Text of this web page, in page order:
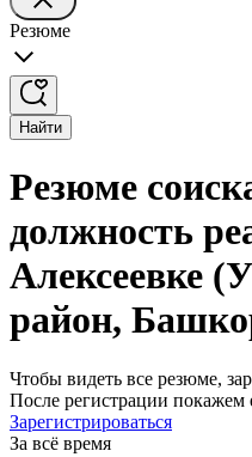
Резюме
Найти
Резюме
должность
Алексеевке
район,
Чтобы видеть все резюме,
После регистрации
Зарегистрироваться
За всё время